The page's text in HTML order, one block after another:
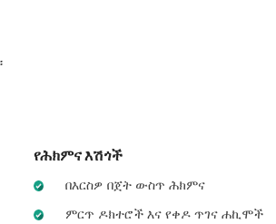
የሕክምና እሽጎች
በእርስዎ በጀት ውስጥ ሕክምና
ምርጥ ዶክተሮች እና የቀዶ ጥገና ሐኪሞች